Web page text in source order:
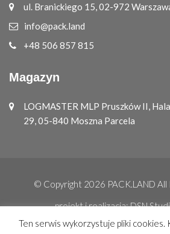
ul. Branickiego 15, 02-972
info@pack.land
+48 506 857 815
Magazyn
LOGMASTER MLP Pruszków II,
29, 05-840 Moszna Parcela
© Copyright 2026 PACK.LAND All
projekt i realizacja:DSN
Ten serwis wykorzystuje pliki